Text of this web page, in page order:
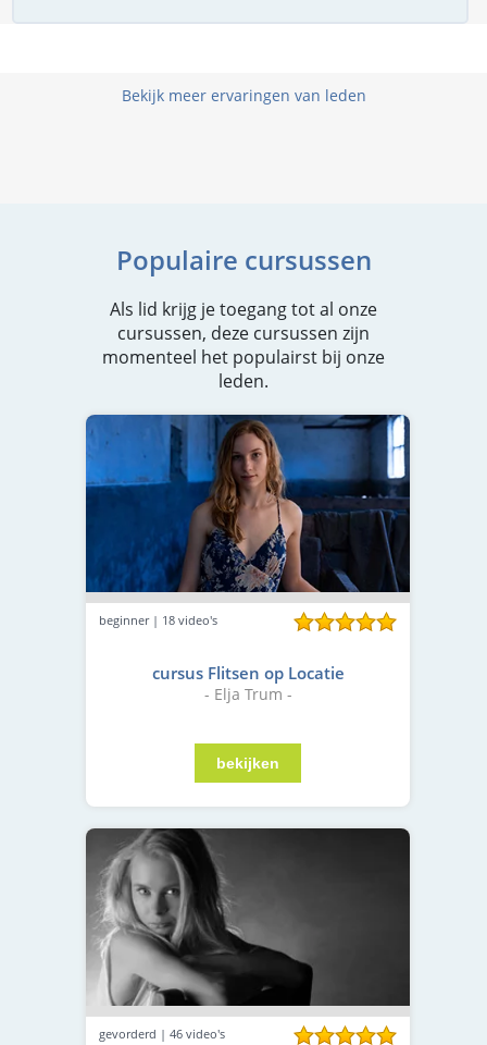
Bekijk meer ervaringen van leden
Populaire cursussen
Als lid krijg je toegang tot al onze
cursussen, deze cursussen zijn
momenteel het populairst bij onze
leden.
beginner | 18 video's
cursus Flitsen op Locatie
- Elja Trum -
gevorderd | 46 video's